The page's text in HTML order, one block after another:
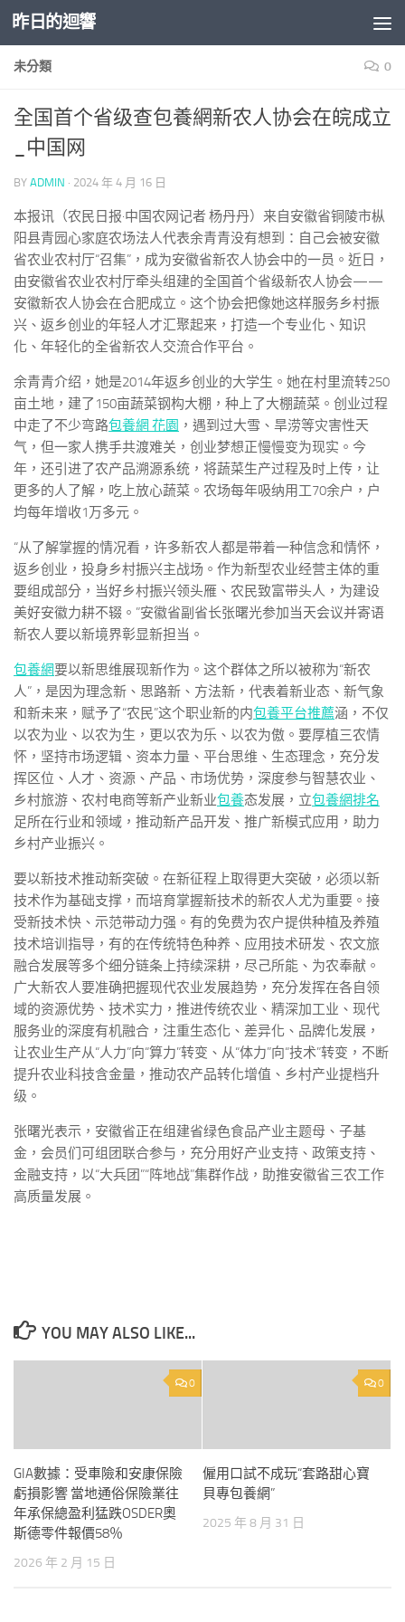
Skip to content
昨日的迴響
未分類 0
全国首个省级查包養網新农人协会在皖成立
_中国网
BY ADMIN · 2024 年 4 月 16 日
本报讯（农民日报·中国农网记者 杨丹丹）来自安徽省铜陵市枞
阳县青园心家庭农场法人代表余青青没有想到：自己会被安徽
省农业农村厅“召集”，成为安徽省新农人协会中的一员。近日，
由安徽省农业农村厅牵头组建的全国首个省级新农人协会——
安徽新农人协会在合肥成立。这个协会把像她这样服务乡村振
兴、返乡创业的年轻人才汇聚起来，打造一个专业化、知识
化、年轻化的全省新农人交流合作平台。
余青青介绍，她是2014年返乡创业的大学生。她在村里流转250
亩土地，建了150亩蔬菜钢构大棚，种上了大棚蔬菜。创业过程
中走了不少弯路包養網 花園 ，遇到过大雪、旱涝等灾害性天
气，但一家人携手共渡难关，创业梦想正慢慢变为现实。今
年，还引进了农产品溯源系统，将蔬菜生产过程及时上传，让
更多的人了解，吃上放心蔬菜。农场每年吸纳用工70余户，户
均每年增收1万多元。
“从了解掌握的情况看，许多新农人都是带着一种信念和情怀，
返乡创业，投身乡村振兴主战场。作为新型农业经营主体的重
要组成部分，当好乡村振兴领头雁、农民致富带头人，为建设
美好安徽力耕不辍。”安徽省副省长张曙光参加当天会议并寄语
新农人要以新境界彰显新担当。
包養網要以新思维展现新作为。这个群体之所以被称为“新农
人”，是因为理念新、思路新、方法新，代表着新业态、新气象
和新未来，赋予了“农民”这个职业新的内包養平台推薦涵，不仅
以农为业、以农为生，更以农为乐、以农为傲。要厚植三农情
怀，坚持市场逻辑、资本力量、平台思维、生态理念，充分发
挥区位、人才、资源、产品、市场优势，深度参与智慧农业、
乡村旅游、农村电商等新产业新业包養态发展，立包養網排名
足所在行业和领域，推动新产品开发、推广新模式应用，助力
乡村产业振兴。
要以新技术推动新突破。在新征程上取得更大突破，必须以新
技术作为基础支撑，而培育掌握新技术的新农人尤为重要。接
受新技术快、示范带动力强。有的免费为农户提供种植及养殖
技术培训指导，有的在传统特色种养、应用技术研发、农文旅
融合发展等多个细分链条上持续深耕，尽己所能、为农奉献。
广大新农人要准确把握现代农业发展趋势，充分发挥在各自领
域的资源优势、技术实力，推进传统农业、精深加工业、现代
服务业的深度有机融合，注重生态化、差异化、品牌化发展，
让农业生产从“人力”向“算力”转变、从“体力”向“技术”转变，不断
提升农业科技含金量，推动农产品转化增值、乡村产业提档升
级。
张曙光表示，安徽省正在组建省绿色食品产业主题母、子基
金，会员们可组团联合参与，充分用好产业支持、政策支持、
金融支持，以“大兵团”“阵地战”集群作战，助推安徽省三农工作
高质量发展。
YOU MAY ALSO LIKE...
0
GIA數據：受車險和安康保險
虧損影響 當地通俗保險業往
年承保總盈利猛跌OSDER奧
斯德零件報價58％
2026 年 2 月 15 日
0
僱用口試不成玩“套路甜心寶
貝專包養網”
2025 年 8 月 31 日